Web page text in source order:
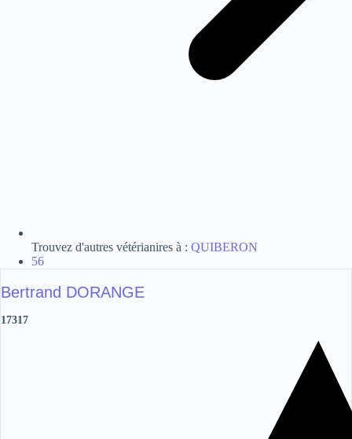
Trouvez d'autres vétérianires à : QUIBERON
56
Bertrand DORANGE
17317